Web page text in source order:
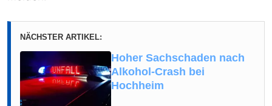
NÄCHSTER ARTIKEL:
Hoher Sachschaden nach
Alkohol-Crash bei
Hochheim